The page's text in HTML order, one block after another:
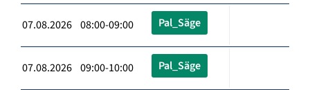
07.08.2026 08:00-09:00 Pal_Säge
07.08.2026 09:00-10:00 Pal_Säge